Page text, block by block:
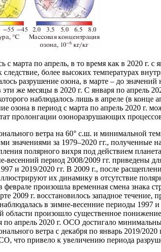
с марта по апрель, в то время как в 2020 г.
более высоких температурах
разрушение озона, в марте – до
же месяцы в 2020 г. С января по апрель
наблюдалось лишь в апреле (в конце
озона в период с марта по апрель 2020 г.
пролонгации озоноразрушающих
ветра на 60° с.ш. и минимальной
значениями за 1979‒2020 гг.,
полярного вихря под действием
весенний период 2008/2009 гг. приведены
и 2019/2020 гг. В 2009 г., после
их динамику в отсутствие
произошла временная смена знака
2009 г. восстановилось западное течение,
в зимне-весенние периоды 1997
области произошло существенное
по апрель 2020 г. ОСО достигало
ветра с декабря по январь 2019/
что привело к увеличению периода